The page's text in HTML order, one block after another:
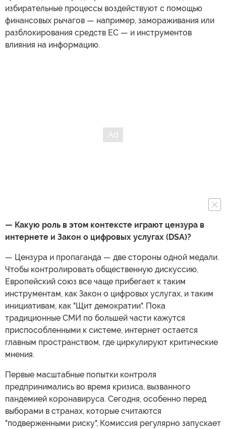
избирательные процессы воздействуют с помощью
финансовых рычагов — например, замораживания или
разблокирования средств ЕС — и инструментов
влияния на информацию.
— Какую роль в этом контексте играют цензура в
интернете и Закон о цифровых услугах (DSA)?
— Цензура и пропаганда — две стороны одной медали.
Чтобы контролировать общественную дискуссию,
Европейский союз все чаще прибегает к таким
инструментам, как Закон о цифровых услугах, и таким
инициативам, как "Щит демократии". Пока
традиционные СМИ по большей части кажутся
приспособленными к системе, интернет остается
главным пространством, где циркулируют критические
мнения.
Первые масштабные попытки контроля
предпринимались во время кризиса, вызванного
пандемией коронавируса. Сегодня, особенно перед
выборами в странах, которые считаются
"подверженными риску", Комиссия регулярно запускает